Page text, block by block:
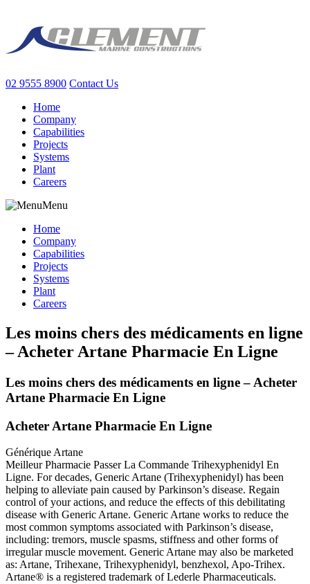
02 9555 8900 Contact Us
Home
Company
Capabilities
Projects
Systems
Plant
Careers
Menu
Home
Company
Capabilities
Projects
Systems
Plant
Careers
Les moins chers des médicaments en ligne
– Acheter Artane Pharmacie En Ligne
Les moins chers des médicaments en ligne – Acheter
Artane Pharmacie En Ligne
Acheter Artane Pharmacie En Ligne
Générique Artane
Meilleur Pharmacie Passer La Commande Trihexyphenidyl En
Ligne. For decades, Generic Artane (Trihexyphenidyl) has been
helping to alleviate pain caused by Parkinson’s disease. Regain
control of your actions, and reduce the effects of this debilitating
disease with Generic Artane. Generic Artane works to reduce the
most common symptoms associated with Parkinson’s disease,
including: tremors, muscle spasms, stiffness and other forms of
irregular muscle movement. Generic Artane may also be marketed
as: Artane, Trihexane, Trihexyphenidyl, benzhexol, Apo-Trihex.
Artane® is a registered trademark of Lederle Pharmaceuticals.